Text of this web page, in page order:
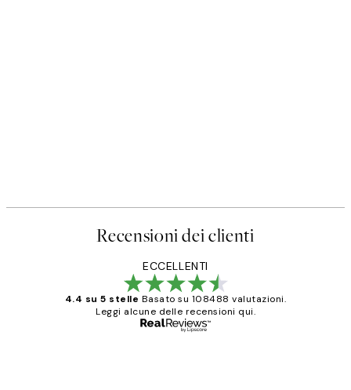
Recensioni dei clienti
ECCELLENTI
4.4 su 5 stelle Basato su 108488 valutazioni.
Leggi alcune delle recensioni qui.